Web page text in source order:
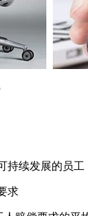
持续发展的员工
求